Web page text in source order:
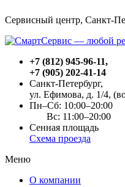
Сервисный центр, Cанкт-
+7 (812) 945-96-11,
+7 (905) 202-41-14
Санкт-Петербург,
ул. Ефимова, д. 1/4,
Пн–Сб: 10:00–20:00
Вс: 11:00–20:00
Сенная площадь
Схема проезда
Меню
О компании